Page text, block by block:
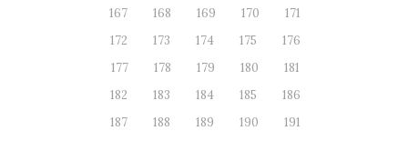
167
168 169 170
171
172
173 174 175
176
177
178 179 180
181
182
183 184 185
186
187
188 189 190
191